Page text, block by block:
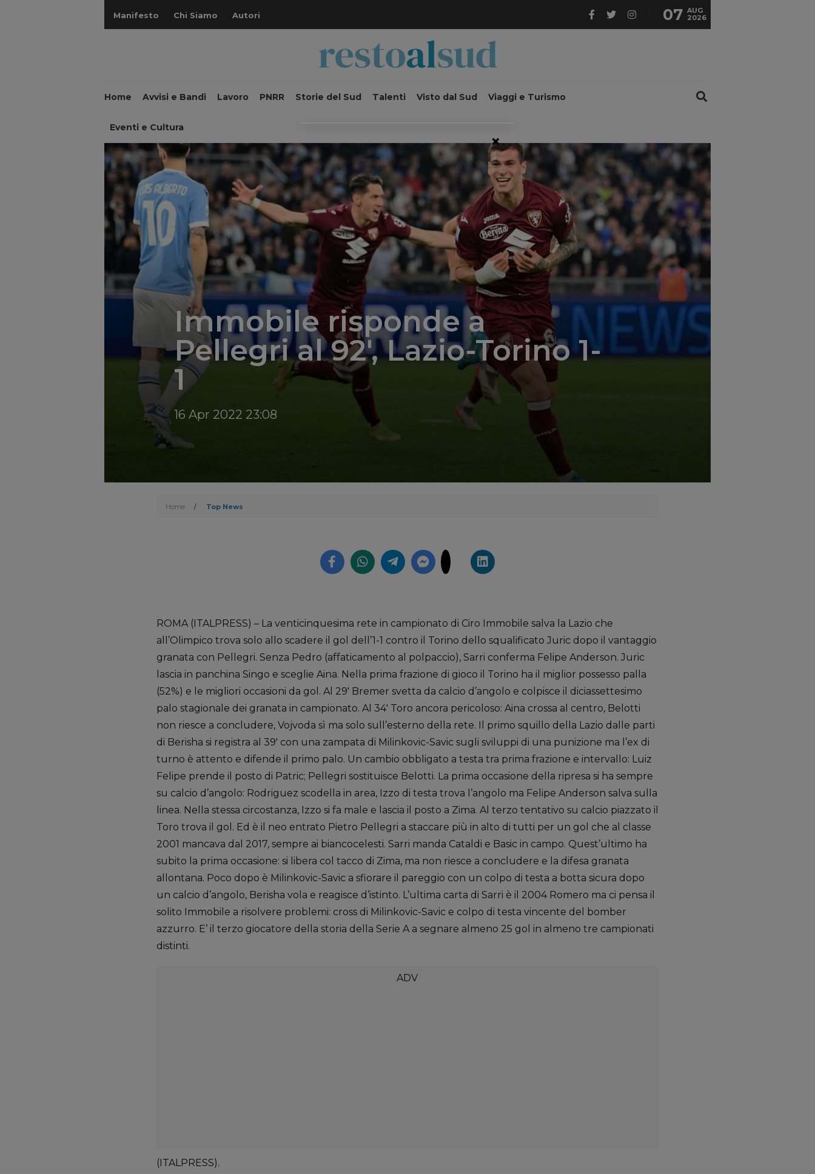
Manifesto Chi Siamo Autori 07 AUG
2026
Home Avvisi e Bandi Lavoro PNRR Storie del Sud Talenti Visto dal Sud Viaggi e Turismo
Eventi e Cultura
Immobile risponde a
Pellegri al 92′, Lazio-Torino 1-
1
16 Apr 2022 23:08
Home / Top News
ROMA (ITALPRESS) – La venticinquesima rete in campionato di Ciro Immobile salva la Lazio che
all’Olimpico trova solo allo scadere il gol dell’1-1 contro il Torino dello squalificato Juric dopo il vantaggio
granata con Pellegri. Senza Pedro (affaticamento al polpaccio), Sarri conferma Felipe Anderson. Juric
lascia in panchina Singo e sceglie Aina. Nella prima frazione di gioco il Torino ha il miglior possesso palla
(52%) e le migliori occasioni da gol. Al 29′ Bremer svetta da calcio d’angolo e colpisce il diciassettesimo
palo stagionale dei granata in campionato. Al 34′ Toro ancora pericoloso: Aina crossa al centro, Belotti
non riesce a concludere, Vojvoda sì ma solo sull’esterno della rete. Il primo squillo della Lazio dalle parti
di Berisha si registra al 39′ con una zampata di Milinkovic-Savic sugli sviluppi di una punizione ma l’ex di
turno è attento e difende il primo palo. Un cambio obbligato a testa tra prima frazione e intervallo: Luiz
Felipe prende il posto di Patric; Pellegri sostituisce Belotti. La prima occasione della ripresa si ha sempre
su calcio d’angolo: Rodriguez scodella in area, Izzo di testa trova l’angolo ma Felipe Anderson salva sulla
linea. Nella stessa circostanza, Izzo si fa male e lascia il posto a Zima. Al terzo tentativo su calcio piazzato il
Toro trova il gol. Ed è il neo entrato Pietro Pellegri a staccare più in alto di tutti per un gol che al classe
2001 mancava dal 2017, sempre ai biancocelesti. Sarri manda Cataldi e Basic in campo. Quest’ultimo ha
subito la prima occasione: si libera col tacco di Zima, ma non riesce a concludere e la difesa granata
allontana. Poco dopo è Milinkovic-Savic a sfiorare il pareggio con un colpo di testa a botta sicura dopo
un calcio d’angolo, Berisha vola e reagisce d’istinto. L’ultima carta di Sarri è il 2004 Romero ma ci pensa il
solito Immobile a risolvere problemi: cross di Milinkovic-Savic e colpo di testa vincente del bomber
azzurro. E’ il terzo giocatore della storia della Serie A a segnare almeno 25 gol in almeno tre campionati
distinti.
(ITALPRESS).
×